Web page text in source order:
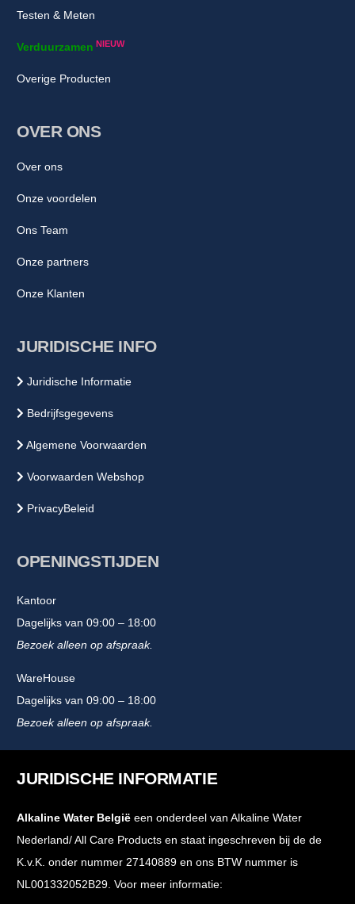
Testen & Meten
Verduurzamen NIEUW
Overige Producten
OVER ONS
Over ons
Onze voordelen
Ons Team
Onze partners
Onze Klanten
JURIDISCHE INFO
Juridische Informatie
Bedrijfsgegevens
Algemene Voorwaarden
Voorwaarden Webshop
PrivacyBeleid
OPENINGSTIJDEN
Kantoor
Dagelijks van 09:00 – 18:00
Bezoek alleen op afspraak.
WareHouse
Dagelijks van 09:00 – 18:00
Bezoek alleen op afspraak.
JURIDISCHE INFORMATIE
Alkaline Water België een onderdeel van Alkaline Water
Nederland/ All Care Products en staat ingeschreven bij de de
K.v.K. onder nummer 27140889 en ons BTW nummer is
NL001332052B29. Voor meer informatie: